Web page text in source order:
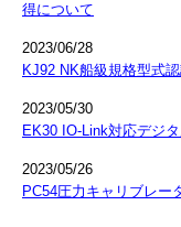
得について
2023/06/28
KJ92 NK船級規格型式
2023/05/30
EK30 IO-Link対応デジ
2023/05/26
PC54圧力キャリブレー